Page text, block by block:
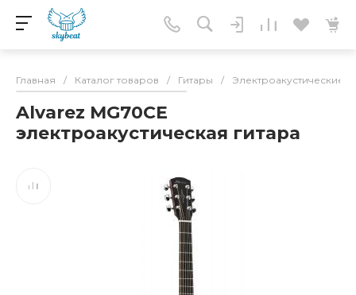
Главная / Каталог товаров / Гитары / Электроакустические
Alvarez MG70CE
электроакустическая гитара